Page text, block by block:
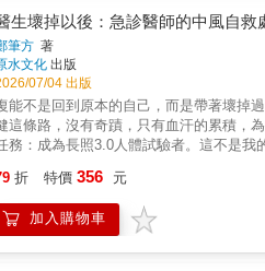
傳授控制高潮衝動的呼吸技巧，教你從
愛不只是肉體運動！本書深入探討靈魂
生壞掉以後：急診醫師的中風自
筆方 著
水文化 出版
07/04 出版
能不是回到原本的自己，而是帶著壞掉
這條路，沒有奇蹟，只有血汗的累積，
務：成為長照3.0人體試驗者。這不是
．情緒會慢慢不那麼破碎．生活感會慢
天更回到人生一點。我不是在複製「以
系統重置旅程中，一點一點，重新奪回
折 特價 356 元
加入購物車